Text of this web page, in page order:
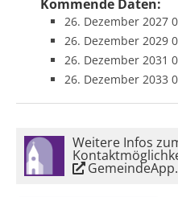
Kommende Daten:
26. Dezember 2027
26. Dezember 2029
26. Dezember 2031
26. Dezember 2033
Weitere Infos
GemeindeApp.